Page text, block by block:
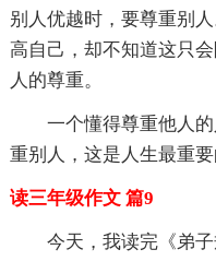
别人优越时，要尊重别
高自己，却不知道这只
人的尊重。
一个懂得尊重他人
重别人，这是人生最重要
读三年级作文 篇9
今天，我读完《弟子